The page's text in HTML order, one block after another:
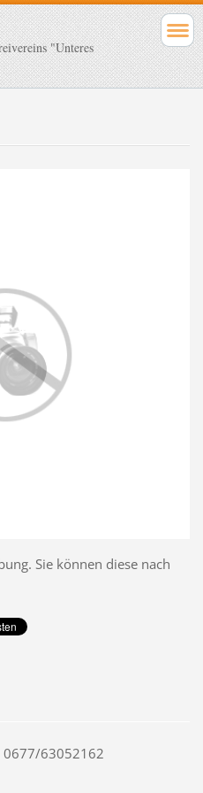
"Unteres
Sie können diese nach
0677/63052162